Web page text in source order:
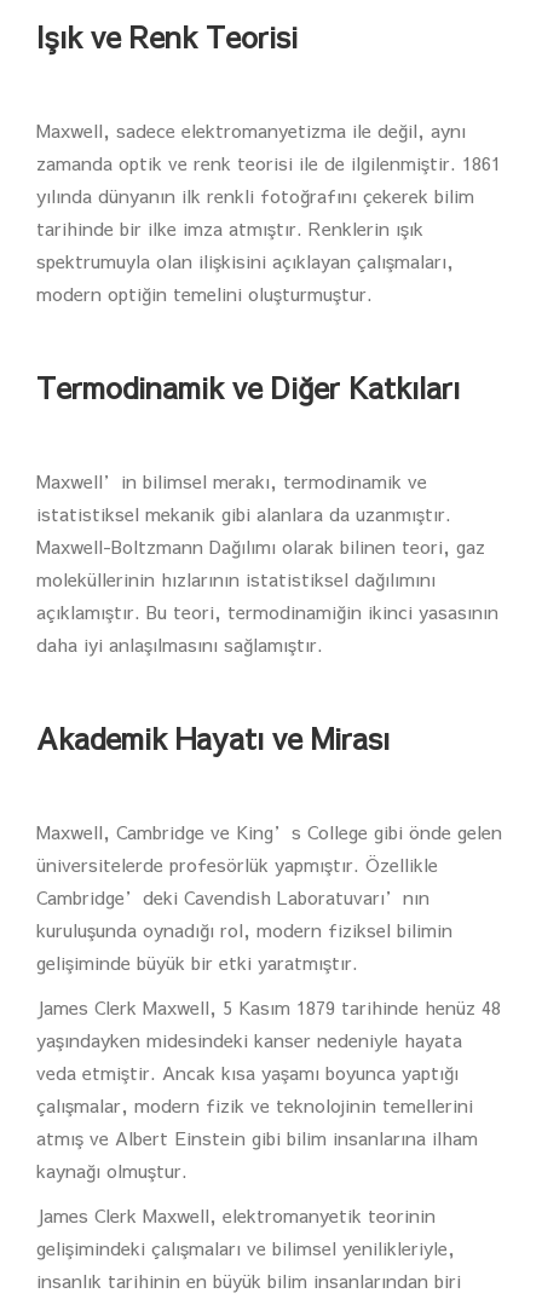
Işık ve Renk Teorisi
Maxwell, sadece elektromanyetizma ile değil, aynı
zamanda optik ve renk teorisi ile de ilgilenmiştir. 1861
yılında dünyanın ilk renkli fotoğrafını çekerek bilim
tarihinde bir ilke imza atmıştır. Renklerin ışık
spektrumuyla olan ilişkisini açıklayan çalışmaları,
modern optiğin temelini oluşturmuştur.
Termodinamik ve Diğer Katkıları
Maxwell’in bilimsel merakı, termodinamik ve
istatistiksel mekanik gibi alanlara da uzanmıştır.
Maxwell-Boltzmann Dağılımı olarak bilinen teori, gaz
moleküllerinin hızlarının istatistiksel dağılımını
açıklamıştır. Bu teori, termodinamiğin ikinci yasasının
daha iyi anlaşılmasını sağlamıştır.
Akademik Hayatı ve Mirası
Maxwell, Cambridge ve King’s College gibi önde gelen
üniversitelerde profesörlük yapmıştır. Özellikle
Cambridge’deki Cavendish Laboratuvarı’nın
kuruluşunda oynadığı rol, modern fiziksel bilimin
gelişiminde büyük bir etki yaratmıştır.
James Clerk Maxwell, 5 Kasım 1879 tarihinde henüz 48
yaşındayken midesindeki kanser nedeniyle hayata
veda etmiştir. Ancak kısa yaşamı boyunca yaptığı
çalışmalar, modern fizik ve teknolojinin temellerini
atmış ve Albert Einstein gibi bilim insanlarına ilham
kaynağı olmuştur.
James Clerk Maxwell, elektromanyetik teorinin
gelişimindeki çalışmaları ve bilimsel yenilikleriyle,
insanlık tarihinin en büyük bilim insanlarından biri